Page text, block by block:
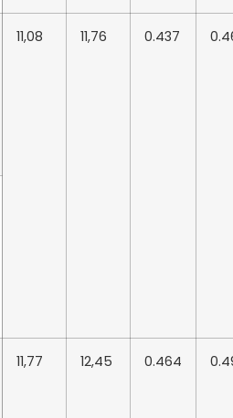
11,08 11,76 0.437
11,77 12,45 0.464